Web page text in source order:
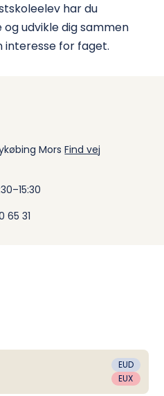
har du
udvikle dig sammen
interesse for faget.
MorsFind vej
65 31
EUD
EUX